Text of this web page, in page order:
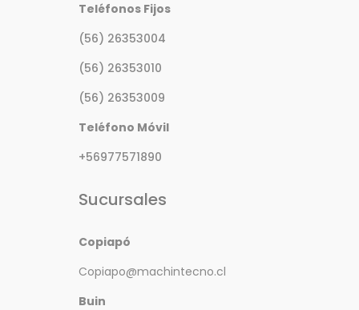
Teléfonos Fijos
(56) 26353004
(56) 26353010
(56) 26353009
Teléfono Móvil
+56977571890
Sucursales
Copiapó
Copiapo@machintecno.cl
Buin